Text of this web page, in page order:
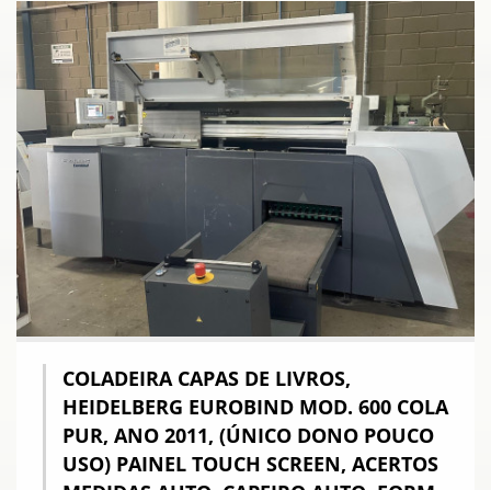
COLADEIRA CAPAS DE LIVROS,
HEIDELBERG EUROBIND MOD. 600 COLA
PUR, ANO 2011, (ÚNICO DONO POUCO
USO) PAINEL TOUCH SCREEN, ACERTOS